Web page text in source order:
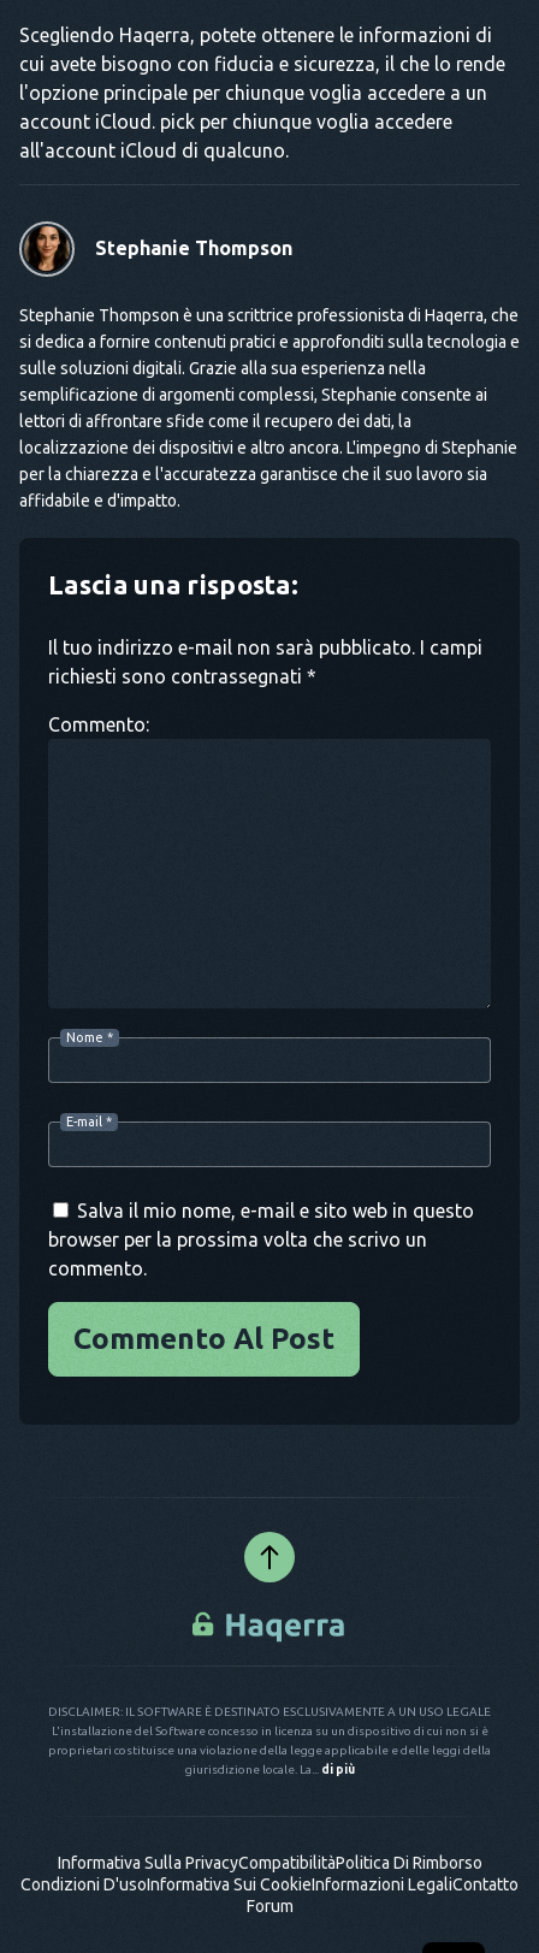
Scegliendo Haqerra, potete ottenere le informazioni di
cui avete bisogno con fiducia e sicurezza, il che lo rende
l'opzione principale per chiunque voglia accedere a un
account iCloud. pick per chiunque voglia accedere
all'account iCloud di qualcuno.
Stephanie Thompson
Stephanie Thompson è una scrittrice professionista di Haqerra, che
si dedica a fornire contenuti pratici e approfonditi sulla tecnologia e
sulle soluzioni digitali. Grazie alla sua esperienza nella
semplificazione di argomenti complessi, Stephanie consente ai
lettori di affrontare sfide come il recupero dei dati, la
localizzazione dei dispositivi e altro ancora. L'impegno di Stephanie
per la chiarezza e l'accuratezza garantisce che il suo lavoro sia
affidabile e d'impatto.
Lascia una risposta:
Il tuo indirizzo e-mail non sarà pubblicato. I campi
richiesti sono contrassegnati *
Commento:
Nome *
E-mail *
Salva il mio nome, e-mail e sito web in questo
browser per la prossima volta che scrivo un
commento.
Commento Al Post
DISCLAIMER: IL SOFTWARE È DESTINATO ESCLUSIVAMENTE A UN USO LEGALE
L'installazione del Software concesso in licenza su un dispositivo di cui non si è
proprietari costituisce una violazione della legge applicabile e delle leggi della
giurisdizione locale. La...
di più
Informativa Sulla PrivacyCompatibilitàPolitica Di Rimborso
Condizioni D'usoInformativa Sui CookieInformazioni LegaliContatto
Forum